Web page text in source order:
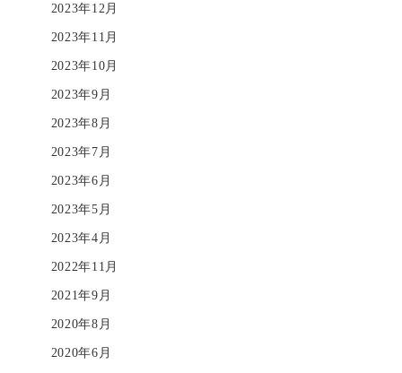
2023年12月
2023年11月
2023年10月
2023年9月
2023年8月
2023年7月
2023年6月
2023年5月
2023年4月
2022年11月
2021年9月
2020年8月
2020年6月